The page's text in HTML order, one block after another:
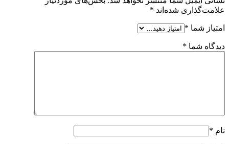
علامت‌گذاری شده‌اند *
امتیاز شما *
دیدگاه شما *
نام *